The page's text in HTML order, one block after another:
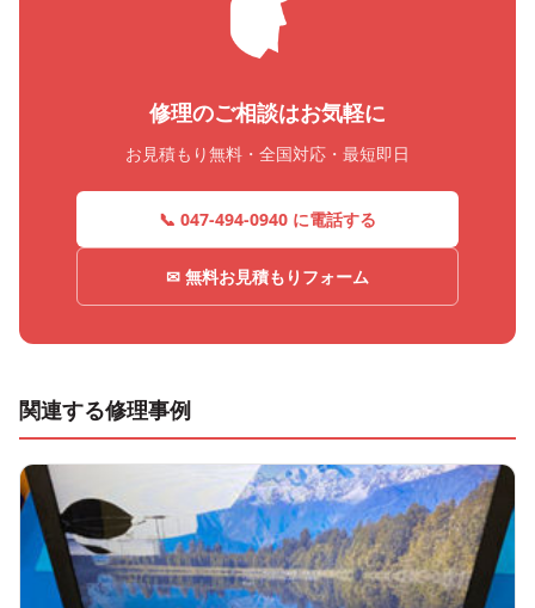
修理のご相談はお気軽に
お見積もり無料・全国対応・最短即日
📞 047-494-0940 に電話する
✉ 無料お見積もりフォーム
関連する修理事例